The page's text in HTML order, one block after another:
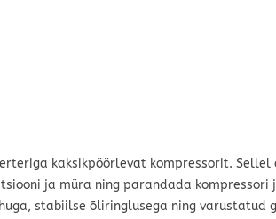
kaksikpöörlevat kompressorit.
ja müra ning parandada
stabiilse õliringlusega ning